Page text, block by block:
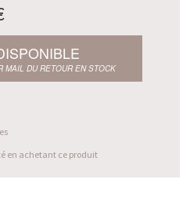
MAIL DU RETOUR EN STOCK
en achetant ce produit